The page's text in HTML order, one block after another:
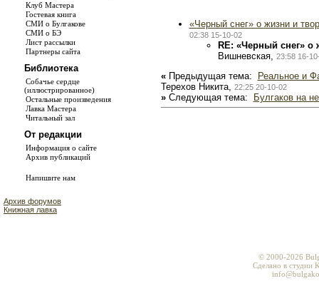
Клуб Мастера
Гостевая книга
СМИ о Булгакове
СМИ о БЭ
Лист рассылки
Партнеры сайта
Библиотека
Собачье сердце
(иллюстрированное)
Остальные произведения
Лавка Мастера
Читальный зал
От редакции
Информация о сайте
Архив публикаций
Напишите нам
Архив форумов
Книжная лавка
«Черный снег» о жизни и
02:38 15-10-02
RE: «Черный снег» о
Вишневская,
23:58 16-
«Предыдущая тема: Реальное и
Терехов Никита,
22:25 20-10-02
»Следующая тема: Булгаков на
© 2000-2026
Сделано в студии